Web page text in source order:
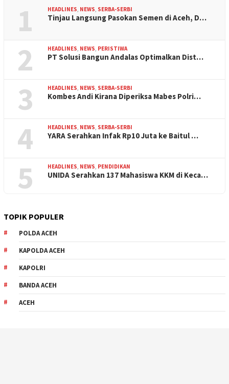
1 HEADLINES, NEWS, SERBA-SERBI
Tinjau Langsung Pasokan Semen di Aceh, D…
2 HEADLINES, NEWS, PERISTIWA
PT Solusi Bangun Andalas Optimalkan Dist…
3 HEADLINES, NEWS, SERBA-SERBI
Kombes Andi Kirana Diperiksa Mabes Polri…
4 HEADLINES, NEWS, SERBA-SERBI
YARA Serahkan Infak Rp10 Juta ke Baitul …
5 HEADLINES, NEWS, PENDIDIKAN
UNIDA Serahkan 137 Mahasiswa KKM di Keca…
TOPIK POPULER
POLDA ACEH
KAPOLDA ACEH
KAPOLRI
BANDA ACEH
ACEH